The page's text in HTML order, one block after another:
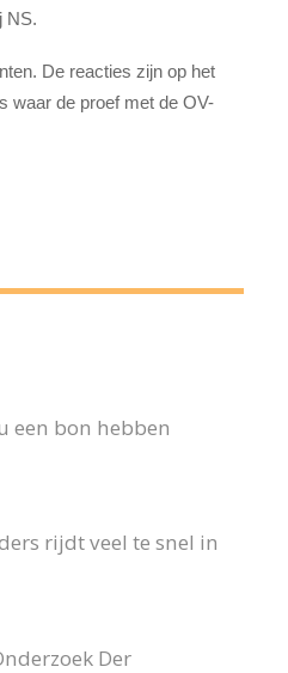
NS.
De reacties zijn op het
waar de proef met de OV-
een bon hebben
rijdt veel te snel in
Der